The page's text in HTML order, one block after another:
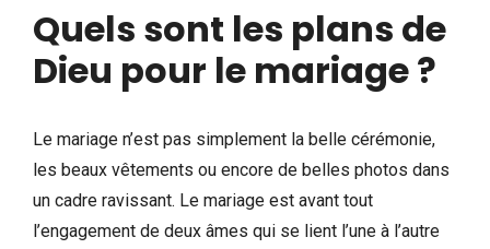
Quels sont les plans de
Dieu pour le mariage ?
Le mariage n’est pas simplement la belle cérémonie,
les beaux vêtements ou encore de belles photos dans
un cadre ravissant. Le mariage est avant tout
l’engagement de deux âmes qui se lient l’une à l’autre